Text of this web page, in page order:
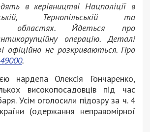
в керівництві Нацполіції в
Тернопільській та
областях. Йдеться про
операцію. Деталі
офіційно не розкриваються. Про
49000.
нардепа Олексія Гончаренко,
високопосадовців під час
Усім оголосили підозру за ч. 4
(одержання неправомірної